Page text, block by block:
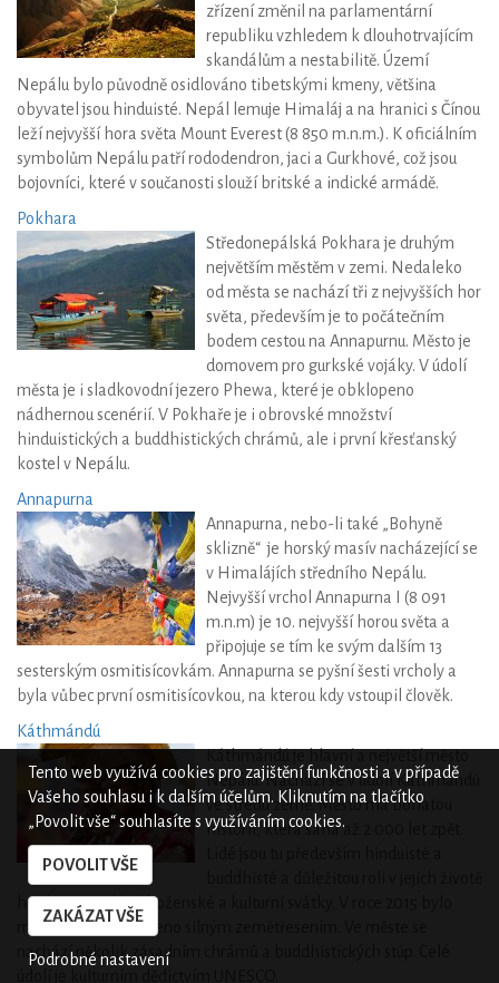
Tento web využívá cookies pro zajištění funkčnosti a v případě
Vašeho souhlasu i k dalším účelům. Kliknutím na tlačítko
„Povolit vše“ souhlasíte s využíváním cookies.
POVOLIT VŠE
ZAKÁZAT VŠE
Podrobné nastavení
zřízení změnil na parlamentární
republiku vzhledem k dlouhotrvajícím
skandálům a nestabilitě. Území
Nepálu bylo původně osidlováno tibetskými kmeny, většina
obyvatel jsou hinduisté. Nepál lemuje Himaláj a na hranici s Čínou
leží nejvyšší hora světa Mount Everest (8 850 m.n.m.). K oficiálním
symbolům Nepálu patří rododendron, jaci a Gurkhové, což jsou
bojovníci, které v součanosti slouží britské a indické armádě.
Pokhara
Středonepálská Pokhara je druhým
největším městěm v zemi. Nedaleko
od města se nachází tři z nejvyšších hor
světa, především je to počátečním
bodem cestou na Annapurnu. Město je
domovem pro gurkské vojáky. V údolí
města je i sladkovodní jezero Phewa, které je obklopeno
nádhernou scenérií. V Pokhaře je i obrovské množství
hinduistických a buddhistických chrámů, ale i první křesťanský
kostel v Nepálu.
Annapurna
Annapurna, nebo-li také „Bohyně
sklizně“ je horský masív nacházející se
v Himalájích středního Nepálu.
Nejvyšší vrchol Annapurna I (8 091
m.n.m) je 10. nejvyšší horou světa a
připojuje se tím ke svým dalším 13
sesterským osmitisícovkám. Annapurna se pyšní šesti vrcholy a
byla vůbec první osmitisícovkou, na kterou kdy vstoupil člověk.
Káthmándú
Nepálu. Nachází se v údolí Káthmándú
ve středu země. Město má bohatou
historii, která sahá až 2 000 let zpět.
hrají různorodé náboženské a kulturní svátky. V roce 2015 bylo
město částečně zničeno silným zemětřesením. Ve měste se
nachází několik zásadním chrámů a buddhistických stúp. Celé